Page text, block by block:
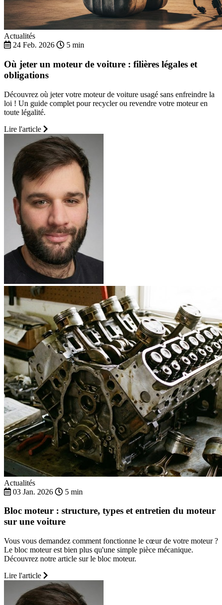
Actualités
24 Feb. 2026
5 min
Où jeter un moteur de voiture : filières légales et
obligations
Découvrez où jeter votre moteur de voiture usagé sans enfreindre la
loi ! Un guide complet pour recycler ou revendre votre moteur en
toute légalité.
Lire l'article
Actualités
03 Jan. 2026
5 min
Bloc moteur : structure, types et entretien du moteur
sur une voiture
Vous vous demandez comment fonctionne le cœur de votre moteur ?
Le bloc moteur est bien plus qu'une simple pièce mécanique.
Découvrez notre article sur le bloc moteur.
Lire l'article